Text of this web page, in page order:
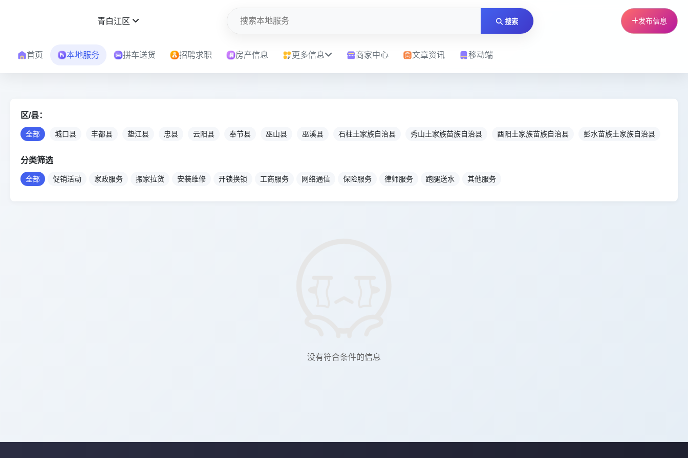
青白江区 搜索 发布信息
首页 本地服务 拼车送货 招聘求职 房产信息 更多信息 商家中心 文章资讯 移动端
区/县：
全部 城口县 丰都县 垫江县 忠县 云阳县 奉节县 巫山县 巫溪县 石柱土家族自治县 秀山土家族苗族自治县 酉阳土家族苗族自治县 彭水苗族土家族自治县
分类筛选
全部 促销活动 家政服务 搬家拉货 安装维修 开锁换锁 工商服务 网络通信 保险服务 律师服务 跑腿送水 其他服务
没有符合条件的信息